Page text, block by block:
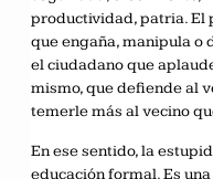
productividad, patria. El
que engaña, manipula o
el ciudadano que
mismo, que defiende al
temerle más al vecino
En ese sentido, la
educación formal. Es